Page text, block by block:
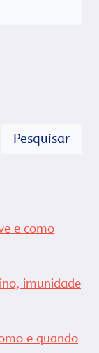
Pesquisar
e como
imunidade
e quando